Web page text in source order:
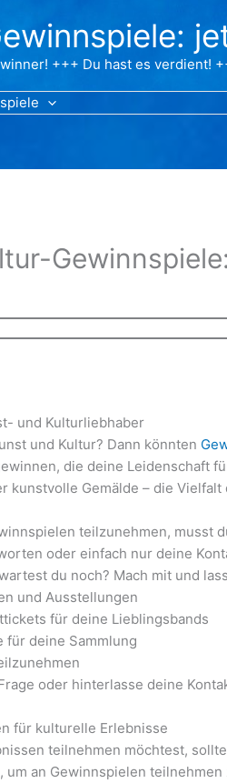
+++ Du hast es verdient!
und Kulturliebhaber
und Kultur? Dann könnten
die deine Leidenschaft
kunstvolle Gemälde – die Vielfalt
teilzunehmen, musst
oder einfach nur deine
du noch? Mach mit und
und Ausstellungen
für deine Lieblingsbands
für deine Sammlung
oder hinterlasse deine
für kulturelle Erlebnisse
teilnehmen möchtest,
um an Gewinnspielen